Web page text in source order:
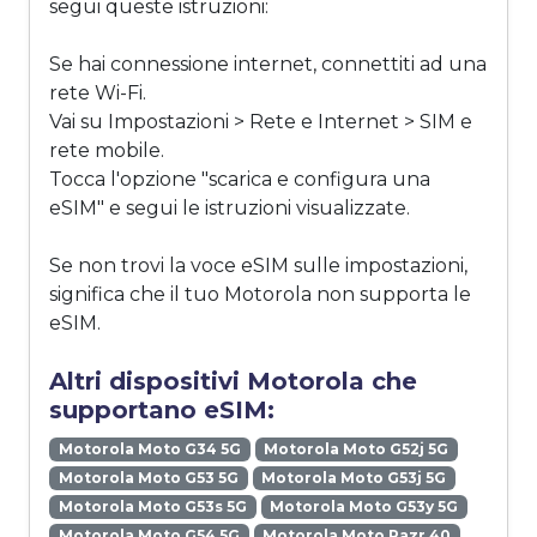
segui queste istruzioni:
Se hai connessione internet, connettiti ad una
rete Wi-Fi.
Vai su Impostazioni > Rete e Internet > SIM e
rete mobile.
Tocca l'opzione "scarica e configura una
eSIM" e segui le istruzioni visualizzate.
Se non trovi la voce eSIM sulle impostazioni,
significa che il tuo Motorola non supporta le
eSIM.
Altri dispositivi Motorola che
supportano eSIM:
Motorola Moto G34 5G
Motorola Moto G52j 5G
Motorola Moto G53 5G
Motorola Moto G53j 5G
Motorola Moto G53s 5G
Motorola Moto G53y 5G